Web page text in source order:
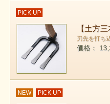
PICK UP
【土方
刃先を打ち
価格：
NEW PICK UP